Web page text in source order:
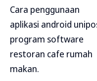
Cara penggunaan
aplikasi android
program software
restoran cafe rumah
makan.